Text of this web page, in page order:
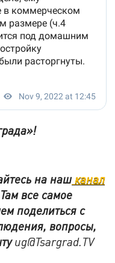
на нашканал
все самое
поделиться с
вопросы,
ug@Tsargrad.TV